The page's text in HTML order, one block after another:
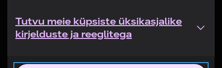
Tutvu meie küpsiste üksikasjalike
kirjelduste ja reeglitega